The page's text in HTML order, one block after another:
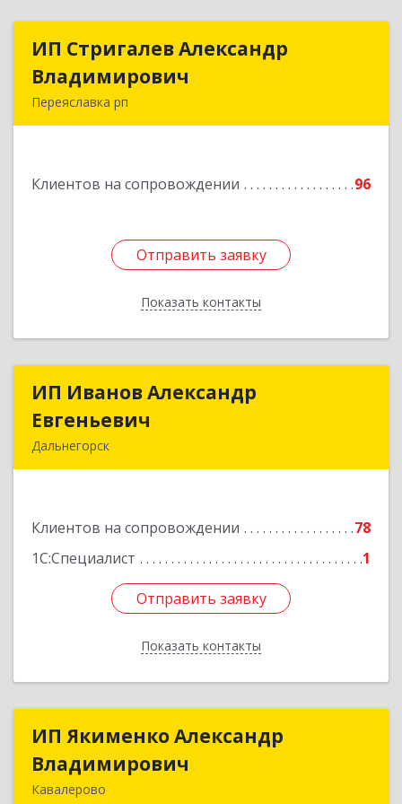
ИП Стригалев Александр
Владимирович
Переяславка рп
Клиентов на сопровождении 96
Отправить заявку
Показать контакты
ИП Стригалев Александр
Подробнее
Отправить заявку
Назад
ИП Иванов Александр
Евгеньевич
Дальнегорск
Клиентов на сопровождении
78
1С:Специалист
1
Отправить заявку
Показать контакты
ИП Иванов Александр
Подробнее
Отправить заявку
Назад
ИП Якименко Александр
Владимирович
Кавалерово
ИП Якименко Александр